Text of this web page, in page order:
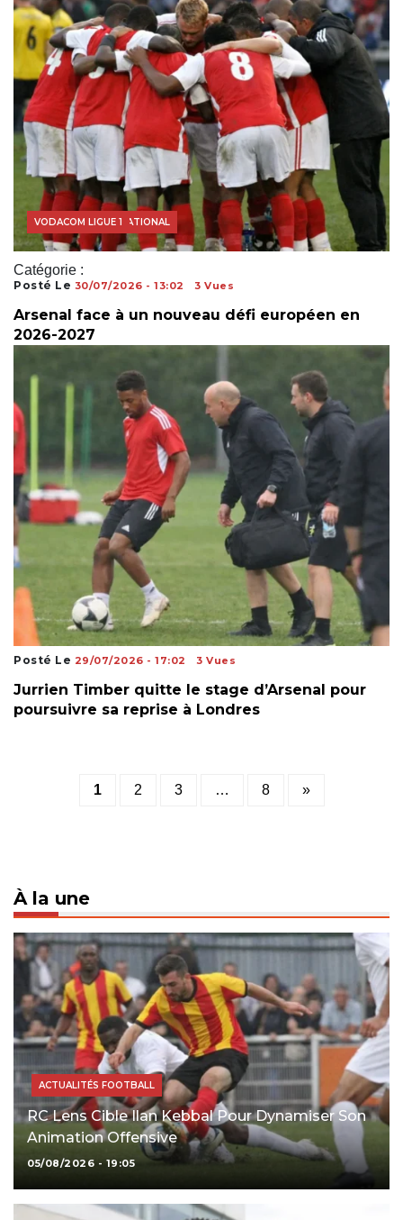
Catégorie :
FOOTBALL INTERNATIONAL
VODACOM LIGUE 1
Posté Le 30/07/2026 - 13:02 3 Vues
Arsenal face à un nouveau défi européen en
2026-2027
Posté Le 29/07/2026 - 17:02 3 Vues
Jurrien Timber quitte le stage d’Arsenal pour
poursuivre sa reprise à Londres
Posts
1 2 3 … 8 »
À la une
ACTUALITÉS FOOTBALL
RC Lens Cible Ilan Kebbal Pour Dynamiser Son
Animation Offensive
05/08/2026 - 19:05